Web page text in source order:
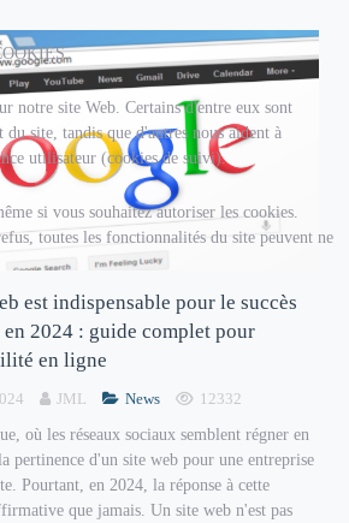
est indispensable pour le succès
2024 : guide complet pour
en ligne
JML News 12332
où les réseaux sociaux semblent régner en
pertinence d'un site web pour une entreprise
Pourtant, en 2024, la réponse à cette
que jamais. Un site web n'est pas
notre site Web. Certains d'entre eux sont
du site, tandis que d'autres nous aident à
utilisateur (cookies de suivi).
si vous souhaitez autoriser les cookies.
toutes les fonctionnalités du site peuvent ne